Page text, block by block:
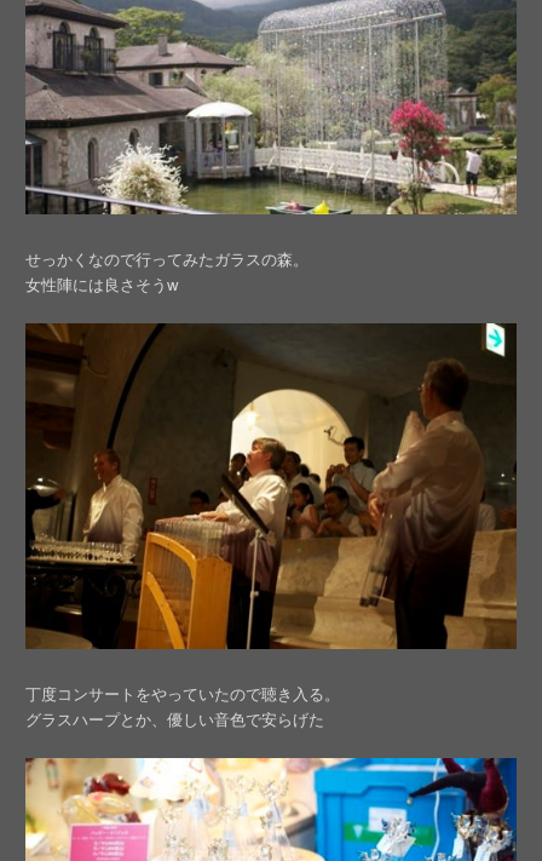
せっかくなので行ってみたガラスの森。
女性陣には良さそうw
丁度コンサートをやっていたので聴き入る。
グラスハープとか、優しい音色で安らげた